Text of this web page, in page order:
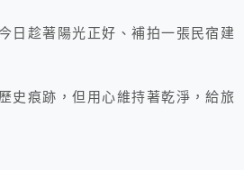
日趁著陽光正好、補拍一張民宿建
史痕跡，但用心維持著乾淨，給旅